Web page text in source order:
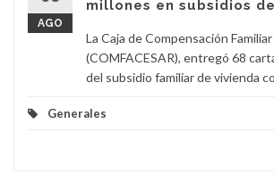
AGO
millones en subsidios
La Caja de Compensación
(COMFACESAR), entregó 68
del subsidio familiar de vivienda
Generales